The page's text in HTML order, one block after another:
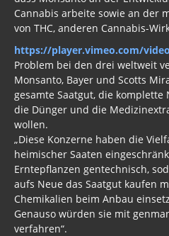
Cannabis arbeite sowie an der
von THC, anderen Cannabis-
https://player.vimeo.com/
Problem bei den drei weltweit
Monsanto, Bayer und Scotts
gesamte Saatgut, die
die Dünger und die
wollen.
„Diese Konzerne haben die
heimischer Saaten
Erntepflanzen gentechnisch,
aufs Neue das Saatgut kaufen
Chemikalien beim Anbau
Genauso würden sie mit
verfahren“.